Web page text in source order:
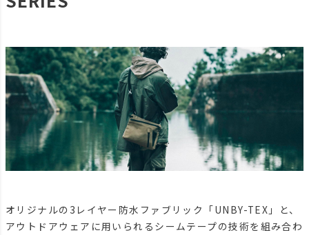
オリジナルの3レイヤー防水ファブリック「UNBY-TEX」と、
アウトドアウェアに用いられるシームテープの技術を組み合わ